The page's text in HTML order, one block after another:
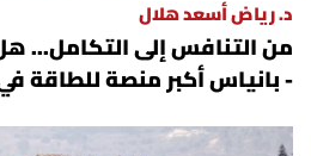
د. رياض أسعد هلال
من التنافس إلى التكامل...
- بانياس أكبر منصة للطاقة